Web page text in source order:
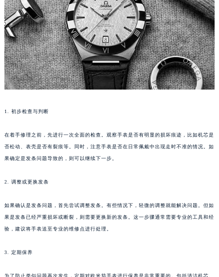
1. 初步检查与判断
在着手修理之前，先进行一次全面的检查。观察手表是否有明显的损坏痕迹，比如机芯是
否松动、表壳是否有裂痕等。同时，注意手表是否在日常佩戴中出现走时不准的情况。如
果确定是发条问题导致的，则可以继续下一步。
2. 调整或更换发条
如果确认是发条问题，首先尝试调整发条。有些情况下，轻微的调整就能解决问题。但如
果是发条已经严重损坏或断裂，则需要更换新的发条。这一步骤通常需要专业的工具和经
验，建议将手表送至专业的维修点进行处理。
3. 定期保养
为了防止类似问题再次发生，定期对欧米茄手表进行保养是非常重要的。包括清洁机芯、